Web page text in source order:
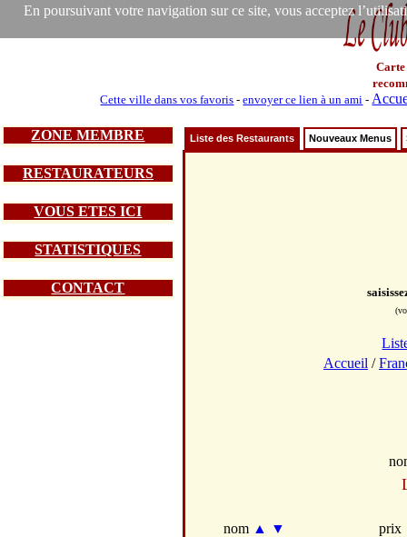
En poursuivant votre navigation sur ce site, vous acceptez
Carte
Cette ville dans vos favoris -envoyer ce lien à un ami -
ZONE MEMBRE
RESTAURATEURS
VOUS ETES ICI
STATISTIQUES
CONTACT
Liste des Restaurants Nouveaux Menus
Accueil /
nom ▲ ▼ prix